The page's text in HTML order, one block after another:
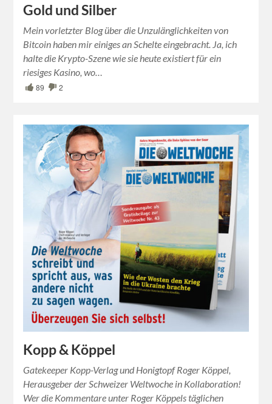
Gold und Silber
Mein vorletzter Blog über die Unzulänglichkeiten von
Bitcoin haben mir einiges an Schelte eingebracht. Ja, ich
halte die Krypto-Szene wie sie heute existiert für ein
riesiges Kasino, wo…
89 2
Kopp & Köppel
Gatekeeper Kopp-Verlag und Honigtopf Roger Köppel,
Herausgeber der Schweizer Weltwoche in Kollaboration!
Wer die Kommentare unter Roger Köppels täglichen